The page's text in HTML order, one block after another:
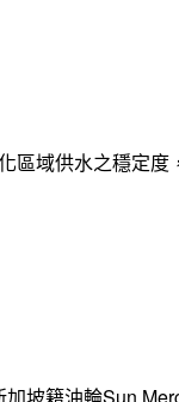
區域供水之穩定